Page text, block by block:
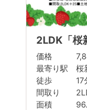
2LDK「桜
価格
最寄り駅 桜
徒歩 17
間取り
面積